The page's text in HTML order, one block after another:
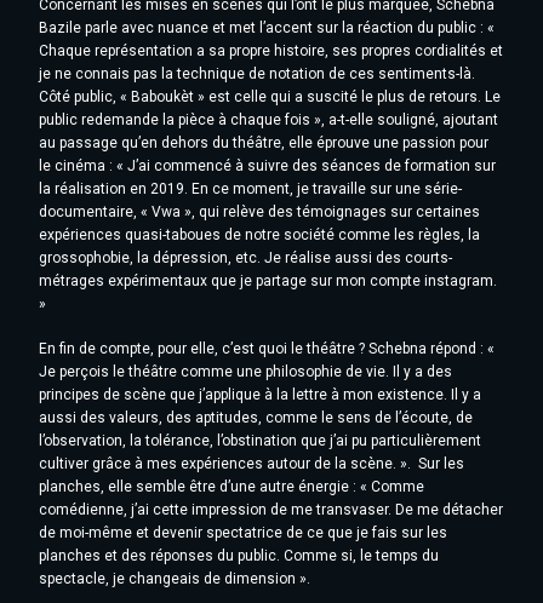
Concernant les mises en scènes qui l’ont le plus marquée, Schebna
Bazile parle avec nuance et met l’accent sur la réaction du public : «
Chaque représentation a sa propre histoire, ses propres cordialités et
je ne connais pas la technique de notation de ces sentiments-là.
Côté public, « Baboukèt » est celle qui a suscité le plus de retours. Le
public redemande la pièce à chaque fois », a-t-elle souligné, ajoutant
au passage qu’en dehors du théâtre, elle éprouve une passion pour
le cinéma : « J’ai commencé à suivre des séances de formation sur
la réalisation en 2019. En ce moment, je travaille sur une série-
documentaire, « Vwa », qui relève des témoignages sur certaines
expériences quasi-taboues de notre société comme les règles, la
grossophobie, la dépression, etc. Je réalise aussi des courts-
métrages expérimentaux que je partage sur mon compte instagram.
»
En fin de compte, pour elle, c’est quoi le théâtre ? Schebna répond : «
Je perçois le théâtre comme une philosophie de vie. Il y a des
principes de scène que j’applique à la lettre à mon existence. Il y a
aussi des valeurs, des aptitudes, comme le sens de l’écoute, de
l’observation, la tolérance, l’obstination que j’ai pu particulièrement
cultiver grâce à mes expériences autour de la scène. ». Sur les
planches, elle semble être d’une autre énergie : « Comme
comédienne, j’ai cette impression de me transvaser. De me détacher
de moi-même et devenir spectatrice de ce que je fais sur les
planches et des réponses du public. Comme si, le temps du
spectacle, je changeais de dimension ».